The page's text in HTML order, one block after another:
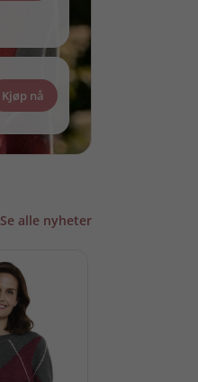
Kjøp nå
Se alle nyheter